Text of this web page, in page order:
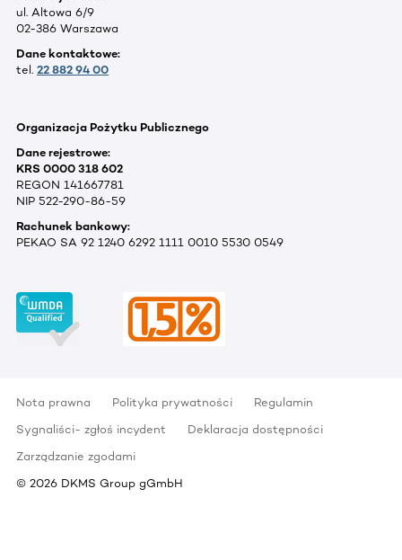
ul. Altowa 6/9
02-386 Warszawa
Dane kontaktowe:
tel. 22 882 94 00
Organizacja Pożytku Publicznego
Dane rejestrowe:
KRS 0000 318 602
REGON 141667781
NIP 522-290-86-59
Rachunek bankowy:
PEKAO SA 92 1240 6292 1111 0010 5530 0549
Nota prawna Polityka prywatności
Regulamin
Sygnaliści- zgłoś incydent
Deklaracja dostępności
Zarządzanie zgodami
© 2026 DKMS Group gGmbH